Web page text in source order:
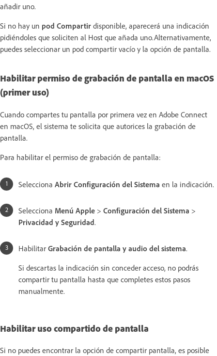
añadir uno.
Si no hay un pod Compartir disponible, aparecerá una indicación
pidiéndoles que soliciten al Host que añada uno.Alternativamente,
puedes seleccionar un pod compartir vacío y la opción de pantalla.
Habilitar permiso de grabación de pantalla en macOS
(primer uso)
Cuando compartes tu pantalla por primera vez en Adobe Connect
en macOS, el sistema te solicita que autorices la grabación de
pantalla.
Para habilitar el permiso de grabación de pantalla:
Selecciona Abrir Configuración del Sistema en la indicación.
Selecciona Menú Apple > Configuración del Sistema >
Privacidad y Seguridad.
Habilitar Grabación de pantalla y audio del sistema.
Si descartas la indicación sin conceder acceso, no podrás
compartir tu pantalla hasta que completes estos pasos
manualmente.
Habilitar uso compartido de pantalla
Si no puedes encontrar la opción de compartir pantalla, es posible